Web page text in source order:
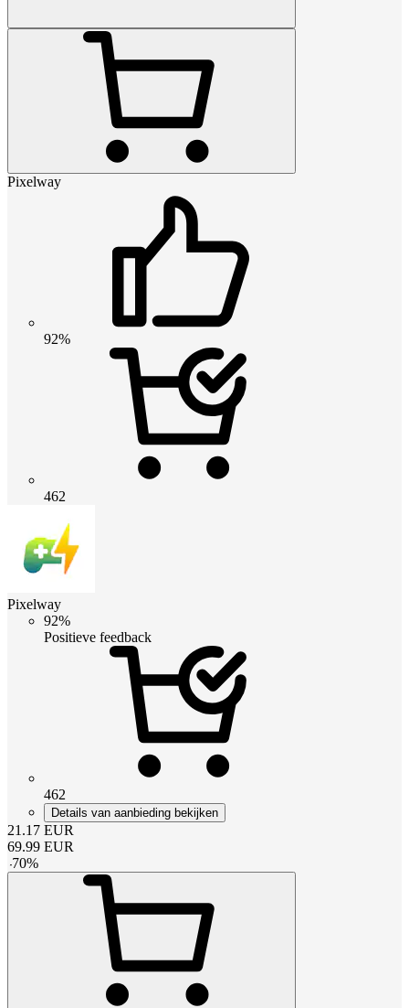
Pixelway
92%
462
Pixelway
92%
Positieve feedback
462
Details van aanbieding bekijken
21.17 EUR
69.99 EUR
-70%